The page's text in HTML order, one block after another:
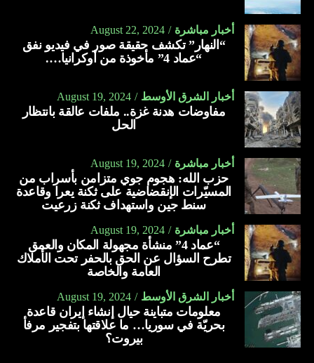
أخبار مباشرة August 22, 2024
“النهار” تكشف حقيقة صور في فيديو نفق
“عماد 4” مأخوذة من أوكرانيا….
أخبار الشرق الأوسط August 19, 2024
مفاوضات هدنة غزة.. ملفات عالقة بانتظار
الحل
أخبار مباشرة August 19, 2024
حزب الله: هجوم جوي متزامن بأسراب من
المسيّرات الإنقضاضية على ثكنة يعرا وقاعدة
سنط جين واستهداف ثكنة زرعيت
أخبار مباشرة August 19, 2024
“عماد 4” منشأة مجهولة المكان والعمق
تطرح السؤال عن الحق بالحفر تحت الأملاك
العامة والخاصة
أخبار الشرق الأوسط August 19, 2024
معلومات متباينة حيال إنشاء إيران قاعدة
بحريّة في سوريا… ما علاقتها بتفجير مرفأ
بيروت؟